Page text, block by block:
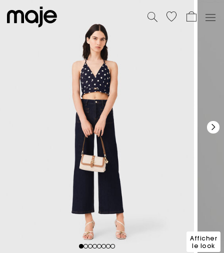
12345678
Afficher
le look